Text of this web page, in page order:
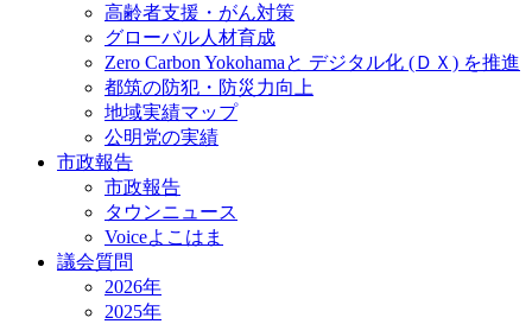
高齢者支援・がん対策
グローバル人材育成
Zero Carbon Yokohamaと デジタル化 (ＤＸ) を推進
都筑の防犯・防災力向上
地域実績マップ
公明党の実績
市政報告
市政報告
タウンニュース
Voiceよこはま
議会質問
2026年
2025年